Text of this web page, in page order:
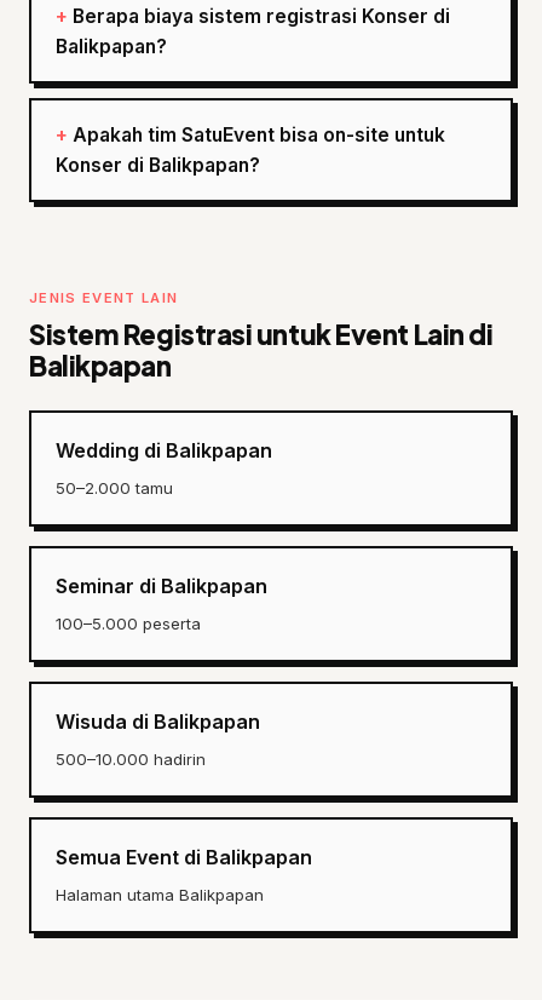
Berapa biaya sistem registrasi Konser di
Balikpapan?
Apakah tim SatuEvent bisa on-site untuk
Konser di Balikpapan?
JENIS EVENT LAIN
Sistem Registrasi untuk Event Lain di
Balikpapan
Wedding di Balikpapan
50–2.000 tamu
Seminar di Balikpapan
100–5.000 peserta
Wisuda di Balikpapan
500–10.000 hadirin
Semua Event di Balikpapan
Halaman utama Balikpapan